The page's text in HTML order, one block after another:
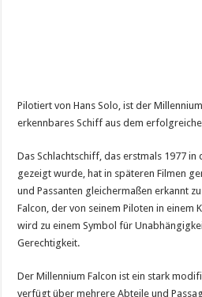
Pilotiert von Hans Solo, ist der
erkennbares Schiff aus dem
Das Schlachtschiff, das erstmals 1977 in
gezeigt wurde, hat in späteren Filmen
und Passanten gleichermaßen erkannt
Falcon, der von seinem Piloten in einem
wird zu einem Symbol für
Gerechtigkeit.
Der Millennium Falcon ist ein stark
verfügt über mehrere Abteile und